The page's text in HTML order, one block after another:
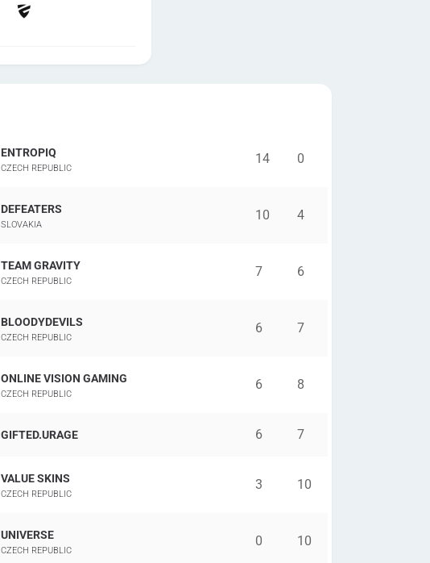
ENTROPIQ
CZECH REPUBLIC
14 0
DEFEATERS
SLOVAKIA
10 4
TEAM GRAVITY
CZECH REPUBLIC
7 6
BLOODYDEVILS
CZECH REPUBLIC
6 7
ONLINE VISION GAMING
CZECH REPUBLIC
6 8
GIFTED.URAGE 6 7
VALUE SKINS
CZECH REPUBLIC
3 10
UNIVERSE
CZECH REPUBLIC
0 10